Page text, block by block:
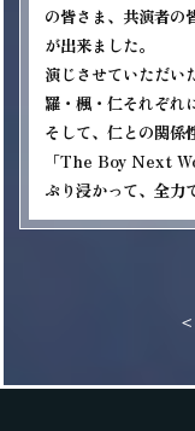
の皆さま、共演者の
が出来ました。
演じさせていただい
羅・楓・仁それぞれ
そして、仁との関係
「The Boy Next
<